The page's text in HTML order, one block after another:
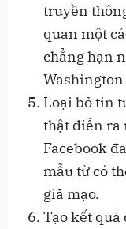
truyền
quan một
chẳng hạn
Washington
Loại bỏ tin
thật diễn ra
Facebook
mẫu từ có
giả mạo.
Tạo kết quả